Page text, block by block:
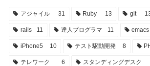
アジャイル 31 Ruby 13 git
rails 11 達人プログラマ 11 emacs
iPhone5 10 テスト駆動開発 8
テレワーク 6 スタンディングデスク